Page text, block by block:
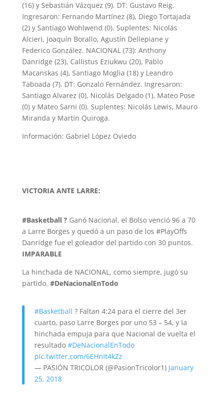
(16) y Sebastián Vázquez (9). DT: Gustavo Reig.
Ingresaron: Fernando Martínez (8), Diego Tortajada
(2) y Santiago Wohlwend (0). Suplentes: Nicolás
Alcieri, Joaquín Borallo, Agustín Dellepiane y
Federico González. NACIONAL (73): Anthony
Danridge (23), Callistus Eziukwu (20), Pablo
Macanskas (4), Santiago Moglia (18) y Leandro
Taboada (7). DT: Gonzalo Fernández. Ingresaron:
Santiago Alvarez (0), Nicolás Delgado (1), Mateo Pose
(0) y Mateo Sarni (0). Suplentes: Nicolás Lewis, Mauro
Miranda y Martín Quiroga.
Información: Gabriel López Oviedo
VICTORIA ANTE LARRE:
‪#Basketball ? Ganó Nacional, el Bolso venció 96 a 70
a Larre Borges y quedó a un paso de los #PlayOffs
Danridge fue el goleador del partido con 30 puntos.
IMPARABLE
La hinchada de NACIONAL, como siempre, jugó su
partido. #DeNacionalEnTodo‬
#Basketball ? Faltan 4:24 para el cierre del 3er
cuarto, paso Larre Borges por uno 53 – 54, y la
hinchada empuja para que Nacional de vuelta el
resultado #DeNacionalEnTodo
pic.twitter.com/6EHnIt4kZz
— PASIÓN TRICOLOR (@PasionTricolor1) January
25, 2018